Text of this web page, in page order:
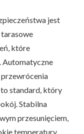
jest
które
Automatyczne
to standard, który
Stabilna
przesunięciem,
temperatury.